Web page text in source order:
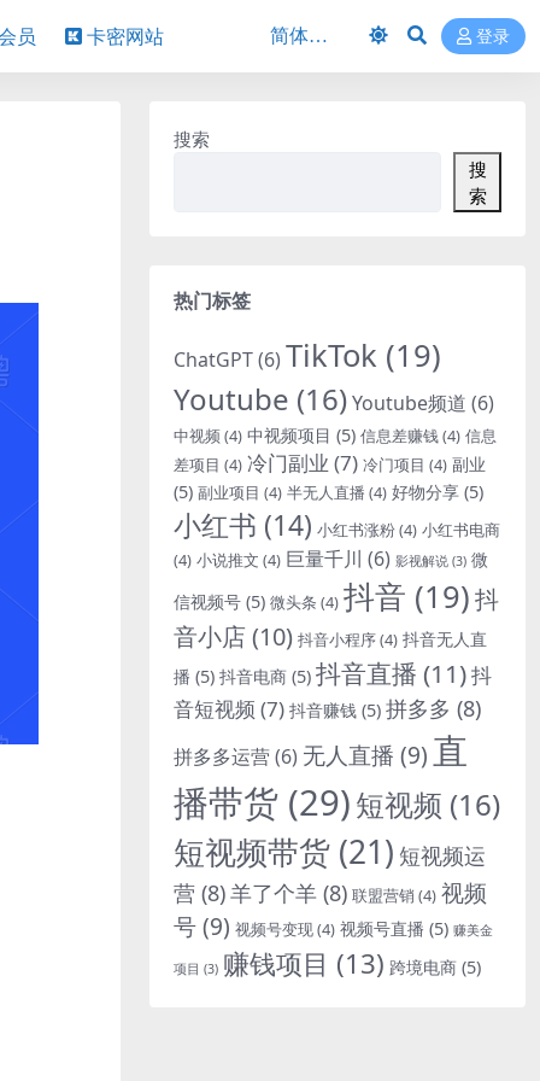
员 卡密网站 登录
搜索
搜
索
热门标签
ChatGPT(6) TikTok (19)
Youtube (16)Youtube频道 (6)
中视频(4) 中视频项目 (5) 信息差赚钱(4) 信息
差项目 (4) 冷门副业 (7) 冷门项目 (4) 副业
(5) 副业项目 (4) 半无人直播 (4) 好物分享 (5)
小红书 (14) 小红书涨粉(4) 小红书电商
(4) 小说推文 (4) 巨量千川 (6) 影视解说 (3) 微
信视频号 (5) 微头条 (4) 抖音 (19)抖
音小店(10) 抖音小程序(4) 抖音无人直
播 (5) 抖音电商 (5) 抖音直播 (11)抖
音短视频 (7) 抖音赚钱 (5) 拼多多 (8)
拼多多运营(6) 无人直播 (9)直
播带货 (29)短视频 (16)
短视频带货 (21) 短视频运
营 (8)羊了个羊 (8) 联盟营销 (4) 视频
号(9) 视频号变现(4) 视频号直播 (5) 赚美金
项目 (3) 赚钱项目 (13) 跨境电商 (5)